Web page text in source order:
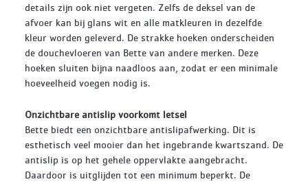
details zijn ook niet vergeten. Zelfs de deksel van de
afvoer kan bij glans wit en alle matkleuren in dezelfde
kleur worden geleverd. De strakke hoeken onderscheiden
de douchevloeren van Bette van andere merken. Deze
hoeken sluiten bijna naadloos aan, zodat er een minimale
hoeveelheid voegen nodig is.
Onzichtbare antislip voorkomt letsel
Bette biedt een onzichtbare antislipafwerking. Dit is
esthetisch veel mooier dan het ingebrande kwartszand. De
antislip is op het gehele oppervlakte aangebracht.
Daardoor is uitglijden tot een minimum beperkt. De